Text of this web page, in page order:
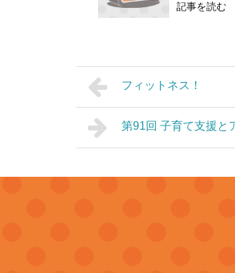
記事を読む
フィットネス！
第91回 子育て支援と